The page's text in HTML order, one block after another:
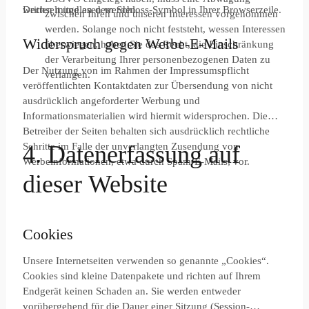
zwischen Ihren und unseren Interessen vorgenommen
werden. Solange noch nicht feststeht, wessen Interessen
überwiegen, haben Sie das Recht, die Einschränkung
der Verarbeitung Ihrer personenbezogenen Daten zu
verlangen.
wechselt und an dem Schloss-Symbol in Ihrer Browserzeile.
Dritten mitgelesen werden.
Widerspruch gegen Werbe-E-Mails
Der Nutzung von im Rahmen der Impressumspflicht
veröffentlichten Kontaktdaten zur Übersendung von nicht
ausdrücklich angeforderter Werbung und
Informationsmaterialien wird hiermit widersprochen. Die
Betreiber der Seiten behalten sich ausdrücklich rechtliche
Schritte im Falle der unverlangten Zusendung von
Werbeinformationen, etwa durch Spam-E-Mails, vor.
4. Datenerfassung auf
dieser Website
Cookies
Unsere Internetseiten verwenden so genannte „Cookies“.
Cookies sind kleine Datenpakete und richten auf Ihrem
Endgerät keinen Schaden an. Sie werden entweder
vorübergehend für die Dauer einer Sitzung (Session-